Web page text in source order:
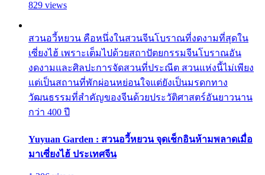
829 views
สวนอวี้หยวน คือหนึ่งในสวนจีนโบราณที่งดงามที่สุดใน
เซี่ยงไฮ้ เพราะเต็มไปด้วยสถาปัตยกรรมจีนโบราณอัน
งดงามและศิลปะการจัดสวนที่ประณีต สวนแห่งนี้ไม่เพียง
แต่เป็นสถานที่พักผ่อนหย่อนใจแต่ยังเป็นมรดกทาง
วัฒนธรรมที่สำคัญของจีนด้วยประวัติศาสตร์อันยาวนาน
กว่า 400 ปี
Yuyuan Garden : สวนอวี้หยวน จุดเช็กอินห้ามพลาดเมื่อ
มาเซี่ยงไฮ้ ประเทศจีน